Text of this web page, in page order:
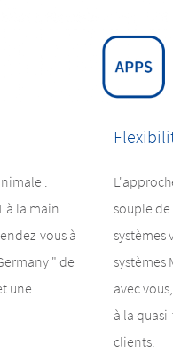
:
à la main
vous à
" de
une
souple
systèmes
systèmes
avec
à la
clients.